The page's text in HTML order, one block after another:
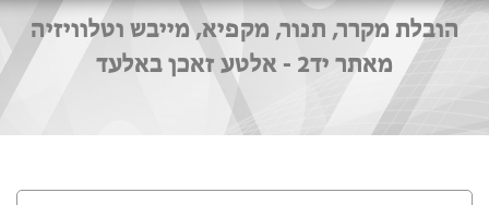
הובלת מקרר, תנור, מקפיא, מייבש וטלוויזיה
מאתר יד2 - אלטע זאכן באלעד